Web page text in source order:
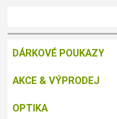
DÁRKOVÉ POUKAZY
AKCE & VÝPRODEJ
OPTIKA